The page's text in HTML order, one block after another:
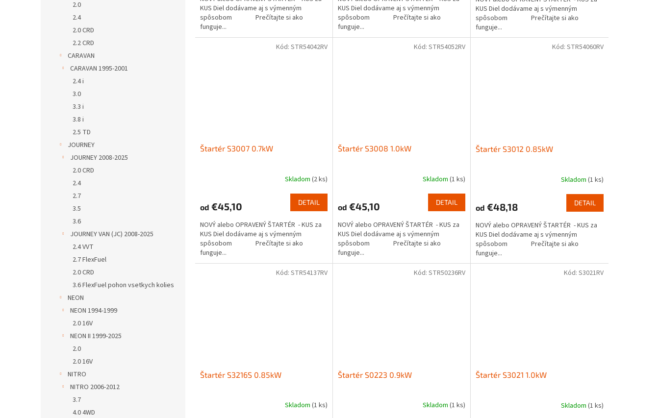
2.0
2.4
2.0 CRD
2.2 CRD
CARAVAN
CARAVAN 1995-2001
2.4 i
3.0
3.3 i
3.8 i
2.5 TD
JOURNEY
JOURNEY 2008-2025
2.0 CRD
2.4
2.7
3.5
3.6
JOURNEY VAN (JC) 2008-2025
2.4 VVT
2.7 FlexFuel
2.0 CRD
3.6 FlexFuel pohon vsetkych kolies
NEON
NEON 1994-1999
2.0 16V
NEON II 1999-2025
2.0
2.0 16V
NITRO
NITRO 2006-2012
3.7
4.0 4WD
KUS Diel dodávame aj s výmenným
spôsobom Prečítajte si ako
funguje...
KUS Diel dodávame aj s výmenným
spôsobom Prečítajte si ako
funguje...
KUS Diel dodávame aj s výmenným
spôsobom Prečítajte si ako
funguje...
Štartér S3007 0.7kW
Skladom (2 ks)
od €45,10 DETAIL
NOVÝ alebo OPRAVENÝ ŠTARTÉR - KUS za
KUS Diel dodávame aj s výmenným
spôsobom Prečítajte si ako
funguje...
Kód: STR54042RV
Štartér S3008 1.0kW
Skladom (1 ks)
od €45,10 DETAIL
NOVÝ alebo OPRAVENÝ ŠTARTÉR - KUS za
KUS Diel dodávame aj s výmenným
spôsobom Prečítajte si ako
funguje...
Kód: STR54052RV
Štartér S3012 0.85kW
Skladom (1 ks)
od €48,18 DETAIL
NOVÝ alebo OPRAVENÝ ŠTARTÉR - KUS za
KUS Diel dodávame aj s výmenným
spôsobom Prečítajte si ako
funguje...
Kód: STR54060RV
Štartér S3216S 0.85kW
Skladom (1 ks)
Kód: STR54137RV
Štartér S0223 0.9kW
Skladom (1 ks)
Kód: STR50236RV
Štartér S3021 1.0kW
Skladom (1 ks)
Kód: S3021RV